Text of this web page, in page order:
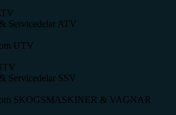
Servicedelar ATV
UTV
Servicedelar SSV
SKOGSMASKINER & VAGNAR